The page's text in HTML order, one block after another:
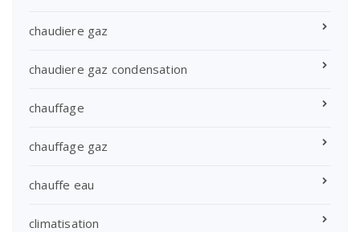
chaudiere gaz
chaudiere gaz condensation
chauffage
chauffage gaz
chauffe eau
climatisation